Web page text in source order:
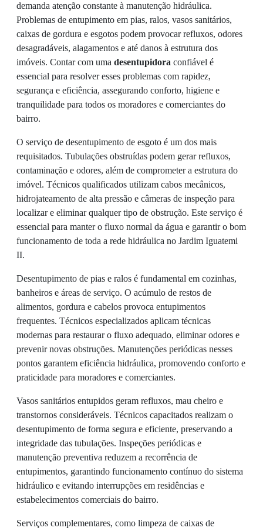
demanda atenção constante à manutenção hidráulica.
Problemas de entupimento em pias, ralos, vasos sanitários,
caixas de gordura e esgotos podem provocar refluxos, odores
desagradáveis, alagamentos e até danos à estrutura dos
imóveis. Contar com uma desentupidora confiável é
essencial para resolver esses problemas com rapidez,
segurança e eficiência, assegurando conforto, higiene e
tranquilidade para todos os moradores e comerciantes do
bairro.
O serviço de desentupimento de esgoto é um dos mais
requisitados. Tubulações obstruídas podem gerar refluxos,
contaminação e odores, além de comprometer a estrutura do
imóvel. Técnicos qualificados utilizam cabos mecânicos,
hidrojateamento de alta pressão e câmeras de inspeção para
localizar e eliminar qualquer tipo de obstrução. Este serviço é
essencial para manter o fluxo normal da água e garantir o bom
funcionamento de toda a rede hidráulica no Jardim Iguatemi
II.
Desentupimento de pias e ralos é fundamental em cozinhas,
banheiros e áreas de serviço. O acúmulo de restos de
alimentos, gordura e cabelos provoca entupimentos
frequentes. Técnicos especializados aplicam técnicas
modernas para restaurar o fluxo adequado, eliminar odores e
prevenir novas obstruções. Manutenções periódicas nesses
pontos garantem eficiência hidráulica, promovendo conforto e
praticidade para moradores e comerciantes.
Vasos sanitários entupidos geram refluxos, mau cheiro e
transtornos consideráveis. Técnicos capacitados realizam o
desentupimento de forma segura e eficiente, preservando a
integridade das tubulações. Inspeções periódicas e
manutenção preventiva reduzem a recorrência de
entupimentos, garantindo funcionamento contínuo do sistema
hidráulico e evitando interrupções em residências e
estabelecimentos comerciais do bairro.
Serviços complementares, como limpeza de caixas de